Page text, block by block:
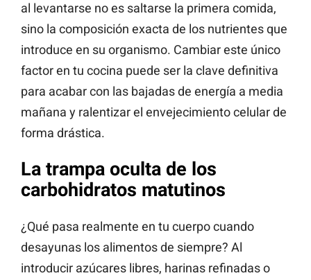
al levantarse no es saltarse la primera comida,
sino la composición exacta de los nutrientes que
introduce en su organismo. Cambiar este único
factor en tu cocina puede ser la clave definitiva
para acabar con las bajadas de energía a media
mañana y ralentizar el envejecimiento celular de
forma drástica.
La trampa oculta de los
carbohidratos matutinos
¿Qué pasa realmente en tu cuerpo cuando
desayunas los alimentos de siempre? Al
introducir azúcares libres, harinas refinadas o